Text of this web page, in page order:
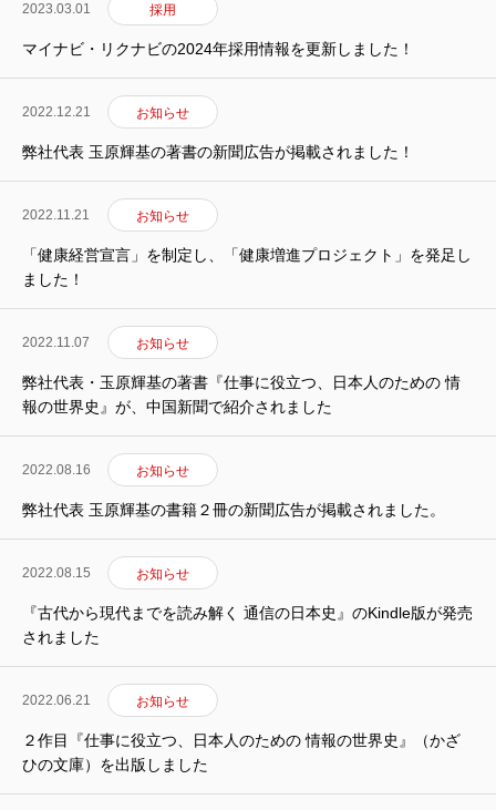
2023.03.01 採用
マイナビ・リクナビの2024年採用情報を更新しました！
2022.12.21 お知らせ
弊社代表 玉原輝基の著書の新聞広告が掲載されました！
2022.11.21 お知らせ
「健康経営宣言」を制定し、「健康増進プロジェクト」を発足し
ました！
2022.11.07 お知らせ
弊社代表・玉原輝基の著書『仕事に役立つ、日本人のための 情
報の世界史』が、中国新聞で紹介されました
2022.08.16 お知らせ
弊社代表 玉原輝基の書籍２冊の新聞広告が掲載されました。
2022.08.15 お知らせ
『古代から現代までを読み解く 通信の日本史』のKindle版が発売
されました
2022.06.21 お知らせ
２作目『仕事に役立つ、日本人のための 情報の世界史』（かざ
ひの文庫）を出版しました